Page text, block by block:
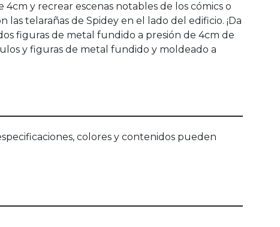
y recrear escenas notables de los cómics o
telarañas de Spidey en el lado del edificio. ¡Da
figuras de metal fundido a presión de 4cm de
y figuras de metal fundido y moldeado a
colores y contenidos pueden